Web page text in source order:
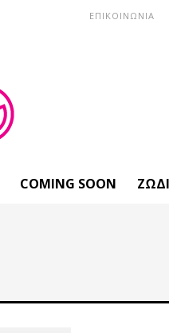
ΕΠΙΚΟΙΝΩΝΙΑ
COMING SOON